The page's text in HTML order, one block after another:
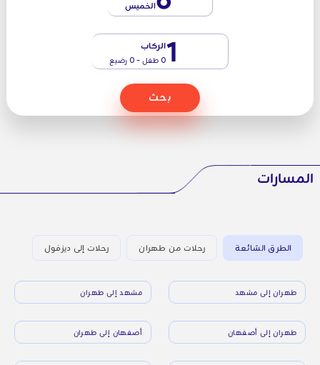
الخميس
1الركاب
0 طفل - 0 رضيع
بحث
المسارات
الطرق الشائعة رحلات من طهران رحلات إلى ديزفول
طهران إلى مشهد مشهد إلى طهران
طهران إلى أصفهان أصفهان إلى طهران